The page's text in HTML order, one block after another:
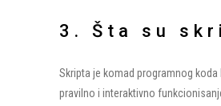
3. Šta su
Skripta je komad programnog
pravilno i interaktivno